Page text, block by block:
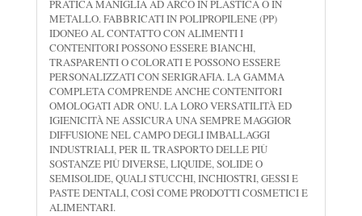
PRATICA MANIGLIA AD ARCO IN PLASTICA O IN
METALLO. FABBRICATI IN POLIPROPILENE (PP)
IDONEO AL CONTATTO CON ALIMENTI I
CONTENITORI POSSONO ESSERE BIANCHI,
TRASPARENTI O COLORATI E POSSONO ESSERE
PERSONALIZZATI CON SERIGRAFIA. LA GAMMA
COMPLETA COMPRENDE ANCHE CONTENITORI
OMOLOGATI ADR ONU. LA LORO VERSATILITÀ ED
IGIENICITÀ NE ASSICURA UNA SEMPRE MAGGIOR
DIFFUSIONE NEL CAMPO DEGLI IMBALLAGGI
INDUSTRIALI, PER IL TRASPORTO DELLE PIÙ
SOSTANZE PIÙ DIVERSE, LIQUIDE, SOLIDE O
SEMISOLIDE, QUALI STUCCHI, INCHIOSTRI, GESSI E
PASTE DENTALI, COSÌ COME PRODOTTI COSMETICI E
ALIMENTARI.